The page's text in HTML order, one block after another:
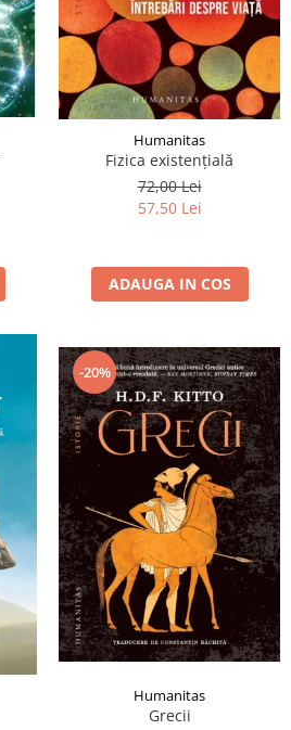
Humanitas
Fizica existenţială
72,00 Lei
57,50 Lei
ADAUGA IN COS
-20%
Humanitas
Grecii